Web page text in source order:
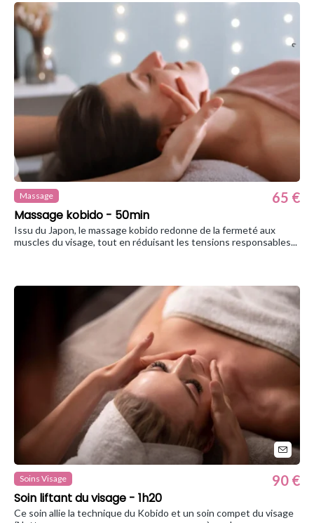
Massage
Massage kobido - 50min
65 €
Issu du Japon, le massage kobido redonne de la fermeté aux
muscles du visage, tout en réduisant les tensions responsables...
Soins Visage
Soin liftant du visage - 1h20
90 €
Ce soin allie la technique du Kobido et un soin compet du visage